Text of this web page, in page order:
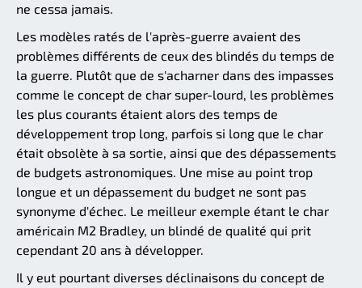
ne cessa jamais.
Les modèles ratés de l'après-guerre avaient des
problèmes différents de ceux des blindés du temps de
la guerre. Plutôt que de s'acharner dans des impasses
comme le concept de char super-lourd, les problèmes
les plus courants étaient alors des temps de
développement trop long, parfois si long que le char
était obsolète à sa sortie, ainsi que des dépassements
de budgets astronomiques. Une mise au point trop
longue et un dépassement du budget ne sont pas
synonyme d'échec. Le meilleur exemple étant le char
américain M2 Bradley, un blindé de qualité qui prit
cependant 20 ans à développer.
Il y eut pourtant diverses déclinaisons du concept de